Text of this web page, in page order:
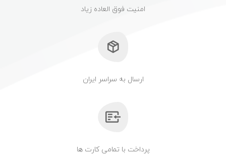
امنیت فوق العاده زیاد
ارسال به سراسر ایران
پرداخت با تمامی کارت ها